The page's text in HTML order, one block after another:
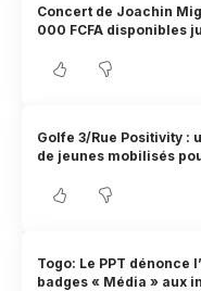
Concert de Joachin
000 FCFA disponibles
Golfe 3/Rue Positivity :
de jeunes mobilisés
Togo: Le PPT dénonce
badges « Média » aux